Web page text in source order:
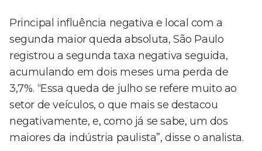
Principal influência negativa e local com a
segunda maior queda absoluta, São Paulo
registrou a segunda taxa negativa seguida,
acumulando em dois meses uma perda de
3,7%. “Essa queda de julho se refere muito ao
setor de veículos, o que mais se destacou
negativamente, e, como já se sabe, um dos
maiores da indústria paulista”, disse o analista.